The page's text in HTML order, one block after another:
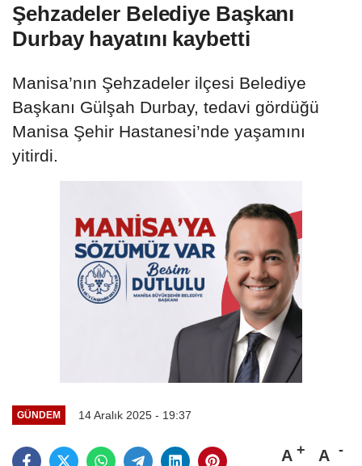
Şehzadeler Belediye Başkanı
Durbay hayatını kaybetti
Manisa’nın Şehzadeler ilçesi Belediye
Başkanı Gülşah Durbay, tedavi gördüğü
Manisa Şehir Hastanesi’nde yaşamını
yitirdi.
GÜNDEM 14 Aralık 2025 - 19:37
A A